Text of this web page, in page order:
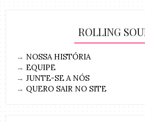
ROLLING
→ NOSSA HISTÓRIA
→ EQUIPE
→JUNTE-SE A NÓS
→ QUERO SAIR NO SITE